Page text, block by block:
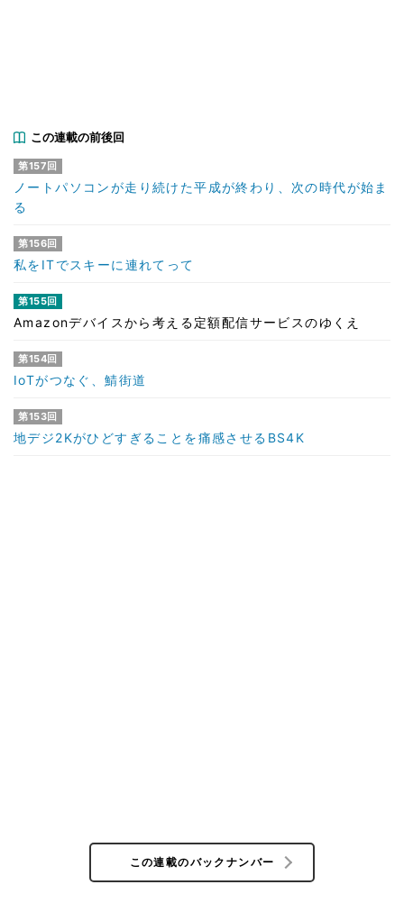
この連載の前後回
第157回
ノートパソコンが走り続けた平成が終わり、次の時代が始ま
る
第156回
私をITでスキーに連れてって
第155回
Amazonデバイスから考える定額配信サービスのゆくえ
第154回
IoTがつなぐ、鯖街道
第153回
地デジ2Kがひどすぎることを痛感させるBS4K
この連載のバックナンバー